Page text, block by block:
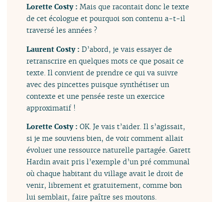
Lorette Costy :Mais que racontait donc le texte
de cet écologue et pourquoi son contenu a-t-il
traversé les années ?
Laurent Costy :D’abord, je vais essayer de
retranscrire en quelques mots ce que posait ce
texte. Il convient de prendre ce qui va suivre
avec des pincettes puisque synthétiser un
contexte et une pensée reste un exercice
approximatif !
Lorette Costy :OK. Je vais t’aider. Il s’agissait,
si je me souviens bien, de voir comment allait
évoluer une ressource naturelle partagée. Garett
Hardin avait pris l’exemple d’un pré communal
où chaque habitant du village avait le droit de
venir, librement et gratuitement, comme bon
lui semblait, faire paître ses moutons.